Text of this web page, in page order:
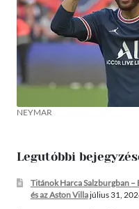
NEYMAR
Legutóbbi
Titánok Harca Salzburgban –
és az Aston Villajúlius 31,